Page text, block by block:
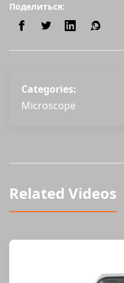
Поделиться:
Categories:
Microscope
Related Videos